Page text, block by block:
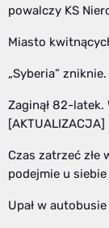
powalczy KS
Miasto
„Syberia”
Zaginął 82-latek.
[AKTUALIZACJA]
Czas zatrzeć złe
podejmie u
Upał w